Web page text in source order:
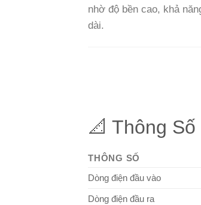
nhờ độ bền cao, khả
dài.
📐 Thông
THÔNG SỐ
Dòng điện đầu vào
Dòng điện đầu ra